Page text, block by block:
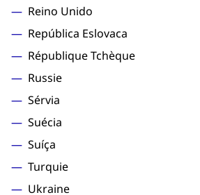
Reino Unido
República Eslovaca
République Tchèque
Russie
Sérvia
Suécia
Suíça
Turquie
Ukraine